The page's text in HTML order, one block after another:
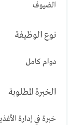
الضيوف
نوع الوظيفة
دوام كامل
الخبرة المطلوبة
خبرة في إدارة